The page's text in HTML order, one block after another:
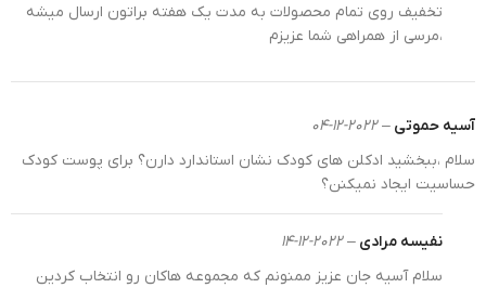
ماندگاری ادکلن کودک فیل آبی بیبی لاو 34-144 با توجه به
گرمی و خنکی هوا، حدود ۶ ساعت است که برای این رده از
رایحه ادکلن کودک فیل آبی بیبی لاو 34-144
رایحه ادکلن کودک فیل آبی بیبی لاو 34-144 هم در غلظت و
هم در تنوع رایحه با ادکلن بزرگسال متفاوت است. ادکلنهای
بزرگسالان در غلظتهای مختلف پرفیوم، ادوپرفیو، ادوتویلت و
غیره تولید می‌شوند که میزان ماده عطری آنها متفاوت
است. اما ادکلن کودک اغلب بر پایه‌ی آب تهیه می‌شود و
تخفیف روی تمام محصولات به مدت یک هفته براتون ارسال میشه
،مرسی از همراهی شما عزیزم
آسیه حموتی –
2022-12-04
سلام ،ببخشید ادکلن های کودک نشان استاندارد دارن؟ برای پوست کودک
حساسیت ایجاد نمیکنن؟
نفیسه مرادی –
2022-12-14
سلام آسیه جان عزیز ممنونم که مجموعه هاکان رو انتخاب کردین